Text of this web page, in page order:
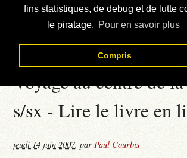
fins statistiques, de debug et de lutte
le piratage. Pour en savoir plus
Compris
Téléchargement
Contact
Voyage au centre de
s/sx - Lire le livre en
jeudi 14 juin 2007,parPaul Courbis